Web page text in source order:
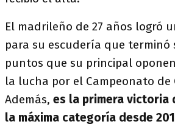
El madrileño de 27 años logró
para su escudería que terminó
puntos que su principal
la lucha por el Campeonato de
Además, es la primera victoria
la máxima categoría desde